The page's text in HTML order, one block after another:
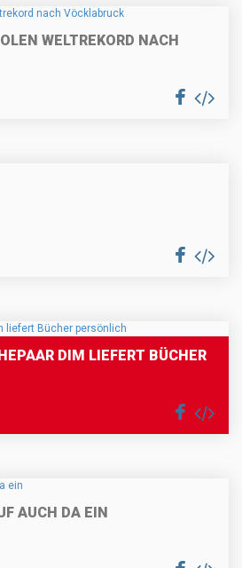
WELTREKORD NACH
DIM LIEFERT BÜCHER
AUCH DA EIN